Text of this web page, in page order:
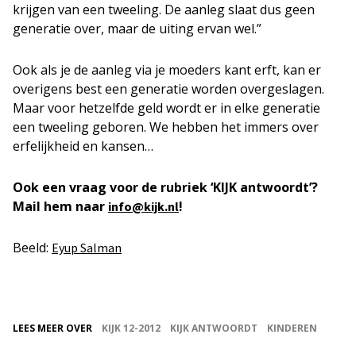
krijgen van een tweeling. De aanleg slaat dus geen
generatie over, maar de uiting ervan wel.”
Ook als je de aanleg via je moeders kant erft, kan er
overigens best een generatie worden overgeslagen.
Maar voor hetzelfde geld wordt er in elke generatie
een tweeling geboren. We hebben het immers over
erfelijkheid en kansen…
Ook een vraag voor de rubriek ‘KIJK antwoordt’?
Mail hem naar info@kijk.nl!
Beeld: Eyup Salman
LEES MEER OVER KIJK 12-2012 KIJK ANTWOORDT KINDEREN